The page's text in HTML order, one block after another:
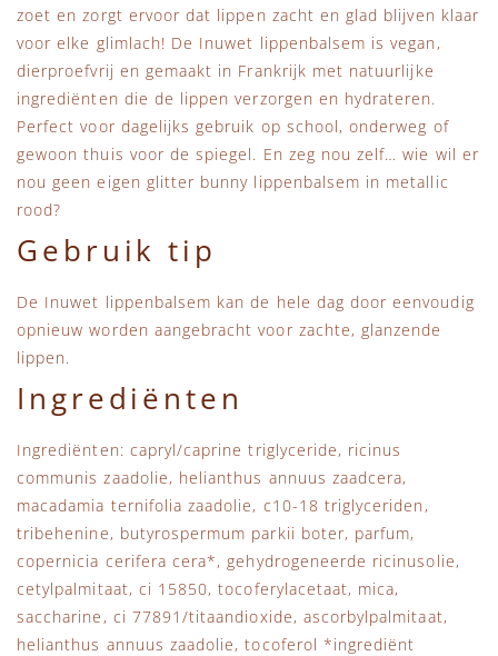
Tiny Cottons
zoet en zorgt ervoor dat lippen zacht en glad blijven klaar
voor elke glimlach! De Inuwet lippenbalsem is vegan,
dierproefvrij en gemaakt in Frankrijk met natuurlijke
ingrediënten die de lippen verzorgen en hydrateren.
Perfect voor dagelijks gebruik op school, onderweg of
gewoon thuis voor de spiegel. En zeg nou zelf… wie wil er
nou geen eigen glitter bunny lippenbalsem in metallic
rood?
Gebruik tip
De Inuwet lippenbalsem kan de hele dag door eenvoudig
opnieuw worden aangebracht voor zachte, glanzende
lippen.
Ingrediënten
Ingrediënten: capryl/caprine triglyceride, ricinus
communis zaadolie, helianthus annuus zaadcera,
macadamia ternifolia zaadolie, c10-18 triglyceriden,
tribehenine, butyrospermum parkii boter, parfum,
copernicia cerifera cera*, gehydrogeneerde ricinusolie,
cetylpalmitaat, ci 15850, tocoferylacetaat, mica,
saccharine, ci 77891/titaandioxide, ascorbylpalmitaat,
helianthus annuus zaadolie, tocoferol *ingrediënt